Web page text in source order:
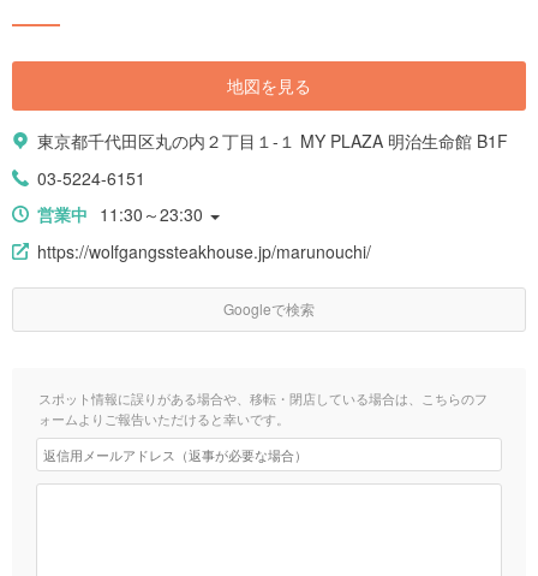
地図を見る
東京都千代田区丸の内２丁目１-１ MY PLAZA 明治生命館 B1F
03-5224-6151
営業中 11:30～23:30
https://wolfgangssteakhouse.jp/marunouchi/
Googleで検索
スポット情報に誤りがある場合や、移転・閉店している場合は、こちらのフ
ォームよりご報告いただけると幸いです。